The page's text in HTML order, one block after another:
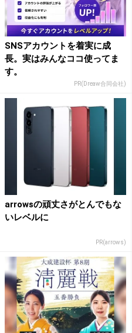
SNSアカウントを着実に成
長。実はみんなココ使ってま
す。
PR(Dreaw合同会社)
arrowsの頑丈さがとんでもな
いレベルに
PR(arrows)